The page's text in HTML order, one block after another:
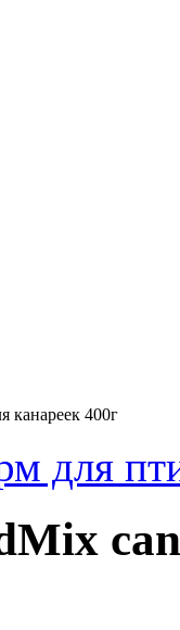
канареек 400г
для